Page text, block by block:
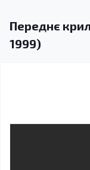
Переднє
1999)